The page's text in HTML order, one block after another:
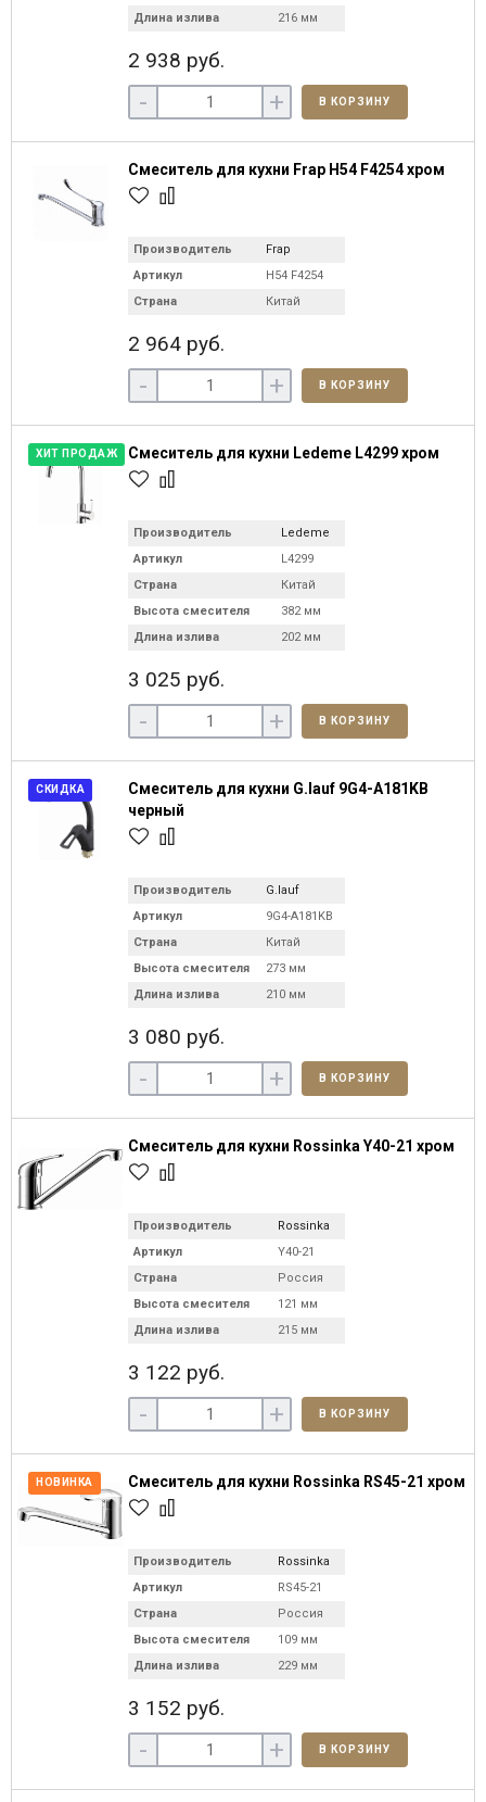
Длина излива
216 мм
2 938 руб.
- + В КОРЗИНУ
Смеситель для кухни Frap H54 F4254 хром
Производитель
Frap
Артикул
H54 F4254
Страна
Китай
2 964 руб.
- + В КОРЗИНУ
ХИТ ПРОДАЖ Смеситель для кухни Ledeme L4299 хром
Производитель
Ledeme
Артикул
L4299
Страна
Китай
Высота смесителя
382 мм
Длина излива
202 мм
3 025 руб.
- + В КОРЗИНУ
СКИДКА
Смеситель для кухни G.lauf 9G4-A181KB
черный
Производитель
G.lauf
Артикул
9G4-A181KB
Страна
Китай
Высота смесителя
273 мм
Длина излива
210 мм
3 080 руб.
- + В КОРЗИНУ
Смеситель для кухни Rossinka Y40-21 хром
Производитель
Rossinka
Артикул
Y40-21
Страна
Россия
Высота смесителя
121 мм
Длина излива
215 мм
3 122 руб.
- + В КОРЗИНУ
НОВИНКА Смеситель для кухни Rossinka RS45-21 хром
Производитель
Rossinka
Артикул
RS45-21
Страна
Россия
Высота смесителя
109 мм
Длина излива
229 мм
3 152 руб.
- + В КОРЗИНУ